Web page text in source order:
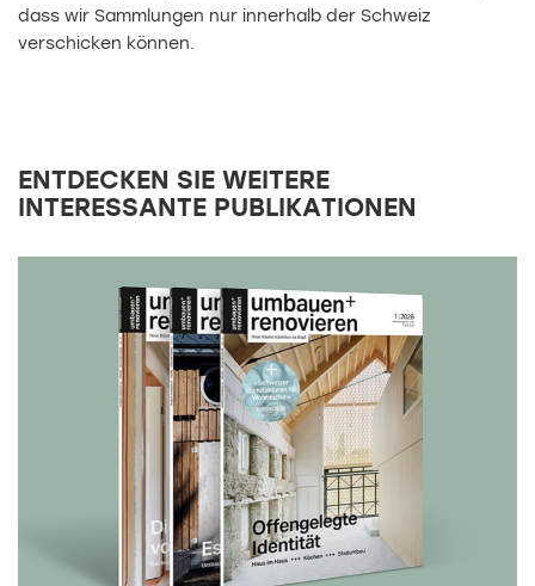
dass wir Sammlungen nur innerhalb der Schweiz
verschicken können.
ENTDECKEN SIE WEITERE
INTERESSANTE PUBLIKATIONEN